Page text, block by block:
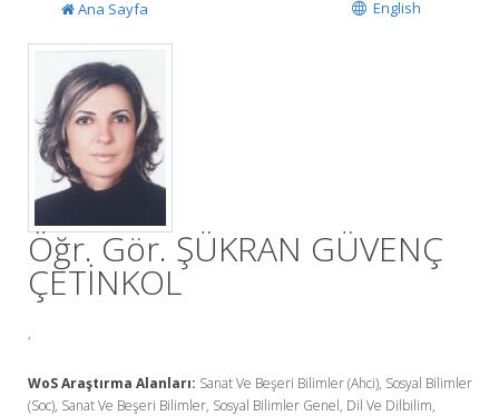
English
Ana Sayfa
Öğr. Gör. ŞÜKRAN GÜVENÇ
ÇETİNKOL
,
WoS Araştırma Alanları: Sanat Ve Beşeri Bilimler (Ahci), Sosyal Bilimler
(Soc), Sanat Ve Beşeri Bilimler, Sosyal Bilimler Genel, Dil Ve Dilbilim,